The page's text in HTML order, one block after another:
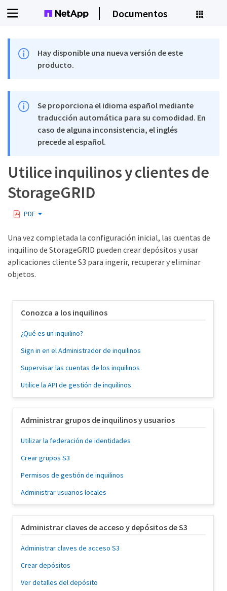
Documentos
Hay disponible una nueva versión de este
producto.
Se proporciona el idioma español mediante
traducción automática para su comodidad. En
caso de alguna inconsistencia, el inglés
precede al español.
Utilice inquilinos y clientes de
StorageGRID
PDF
Una vez completada la configuración inicial, las cuentas de
inquilino de StorageGRID pueden crear depósitos y usar
aplicaciones cliente S3 para ingerir, recuperar y eliminar
objetos.
Conozca a los inquilinos
¿Qué es un inquilino?
Sign in en el Administrador de inquilinos
Supervisar las cuentas de los inquilinos
Utilice la API de gestión de inquilinos
Administrar grupos de inquilinos y usuarios
Utilizar la federación de identidades
Crear grupos S3
Permisos de gestión de inquilinos
Administrar usuarios locales
Administrar claves de acceso y depósitos de S3
Administrar claves de acceso S3
Crear depósitos
Ver detalles del depósito